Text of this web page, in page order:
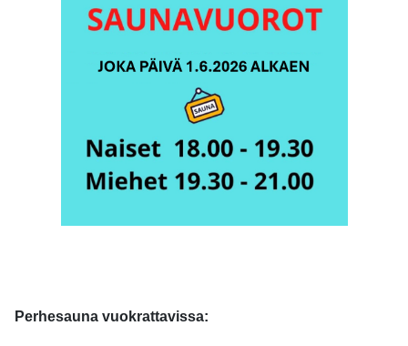
Perhesauna vuokrattavissa: